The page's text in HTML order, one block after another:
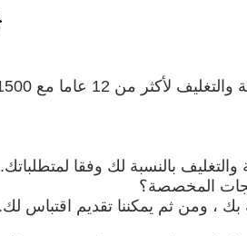
بالنسبة لك وفقا لمتطلباتك.